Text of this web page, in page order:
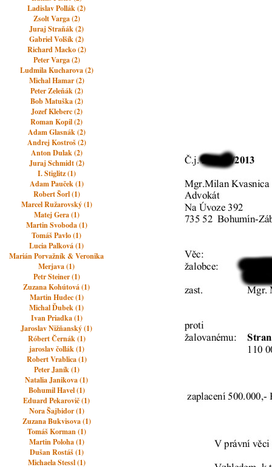
Ladislav Pollák (2)
Zsolt Varga (2)
Juraj Straňák (2)
Gabriel Volšík (2)
Richard Macko (2)
Peter Varga (2)
Ludmila Kucharova (2)
Michal Hamar (2)
Peter Zeleňák (2)
Bob Matuška (2)
Jozef Kleberc (2)
Roman Kopil (2)
Adam Glasnák (2)
Andrej Kostroš (2)
Anton Dulak (2)
Juraj Schmidt (2)
I. Stiglitz (1)
Adam Pauček (1)
Robert Šorl (1)
Marcel Ružarovský (1)
Matej Gera (1)
Martin Svoboda (1)
Tomáš Pavlo (1)
Lucia Palková (1)
Marián Porvažník & Veronika
Merjava (1)
Petr Steiner (1)
Zuzana Kohútová (1)
Martin Hudec (1)
Michal Ďubek (1)
Ivan Priadka (1)
Jaroslav Nižňanský (1)
Róbert Černák (1)
jaroslav čollák (1)
Robert Vrablica (1)
Peter Janík (1)
Natalia Janikova (1)
Bohumil Havel (1)
Eduard Pekarovič (1)
Nora Šajbidor (1)
Zuzana Bukvisova (1)
Tomáš Korman (1)
Martin Poloha (1)
Dušan Rostáš (1)
Michaela Stessl (1)